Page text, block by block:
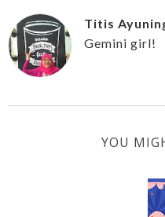
Titis
Gemini girl!
YOU